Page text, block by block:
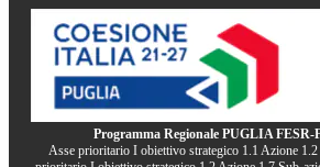
Programma Regionale PUGLIA FESR-
Asse prioritario I obiettivo strategico 1.1 Azione